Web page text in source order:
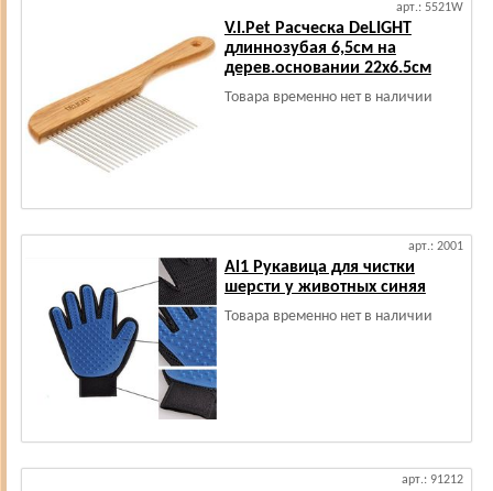
арт.: 5521W
V.I.Pet Расческа DeLIGHT
длиннозубая 6,5см на
дерев.основании 22х6.5см
Товара временно нет в наличии
арт.: 2001
Al1 Рукавица для чистки
шерсти у животных синяя
Товара временно нет в наличии
арт.: 91212